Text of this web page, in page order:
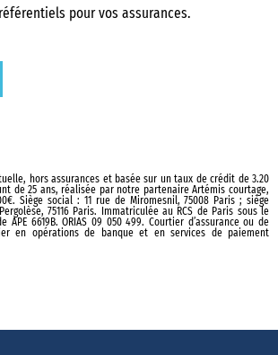
pour vos assurances.
hors assurances et basée sur un taux de crédit de 3.20
de 25 ans, réalisée par notre partenaire Artémis courtage,
Siège social : 11 rue de Miromesnil, 75008 Paris ; siège
75116 Paris. Immatriculée au RCS de Paris sous le
APE 6619B. ORIAS 09 050 499. Courtier d’assurance ou de
en opérations de banque et en services de paiement